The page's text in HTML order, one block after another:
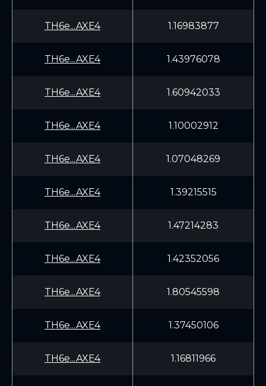
TH6e...AXE4 1.16983877
TH6e...AXE4 1.43976078
TH6e...AXE4 1.60942033
TH6e...AXE4 1.10002912
TH6e...AXE4 1.07048269
TH6e...AXE4 1.39215515
TH6e...AXE4 1.47214283
TH6e...AXE4 1.42352056
TH6e...AXE4 1.80545598
TH6e...AXE4 1.37450106
TH6e...AXE4 1.16811966